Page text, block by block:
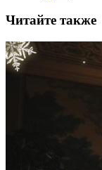
Читайте также